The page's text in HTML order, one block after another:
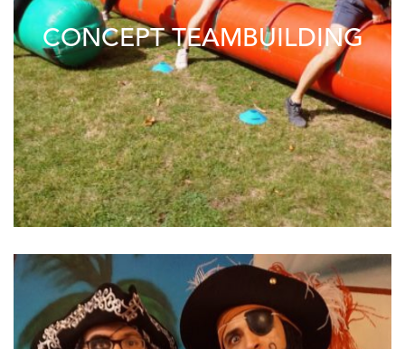
CONCEPT TEAMBUILDING